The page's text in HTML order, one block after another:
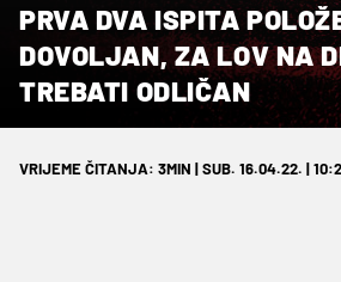
PRVA DVA ISPITA
DOVOLJAN, ZA LOV NA
TREBATI ODLIČAN
VRIJEME ČITANJA: 3MIN | SUB. 16.04.22. |